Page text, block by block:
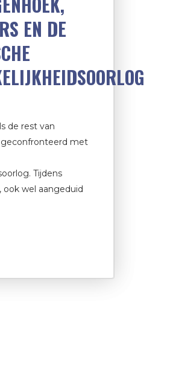
EN DE
de rest van
geconfronteerd met
Tijdens
ook wel aangeduid